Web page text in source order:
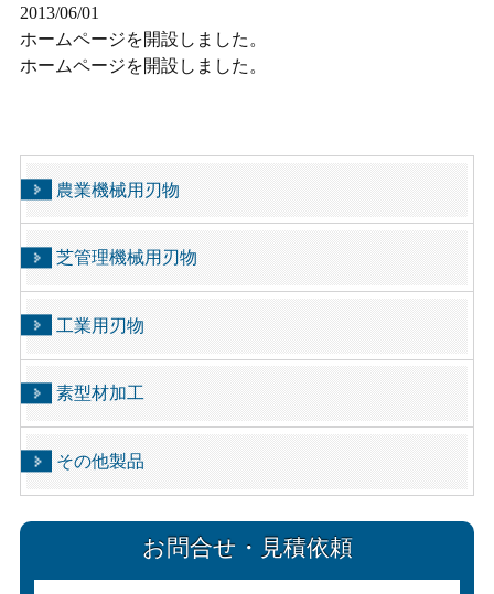
農業機械用刃物
芝管理機械用刃物
工業用刃物
素型材加工
その他製品
お問合せ・見積依頼
2013/06/01
ホームページを開設しました。
ホームページを開設しました。